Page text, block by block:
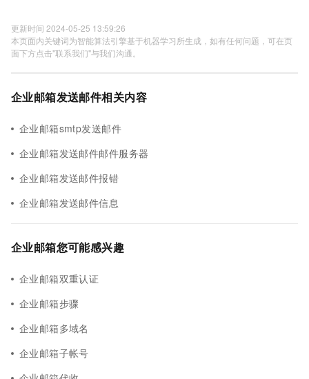
更新时间 2024-05-25 13:59:26
本页面内关键词为智能算法引擎基于机器学习所生成，如有任何问题，可在页
面下方点击"联系我们"与我们沟通。
企业邮箱发送邮件相关内容
企业邮箱smtp发送邮件
企业邮箱发送邮件邮件服务器
企业邮箱发送邮件报错
企业邮箱发送邮件信息
企业邮箱您可能感兴趣
企业邮箱双重认证
企业邮箱步骤
企业邮箱多域名
企业邮箱子帐号